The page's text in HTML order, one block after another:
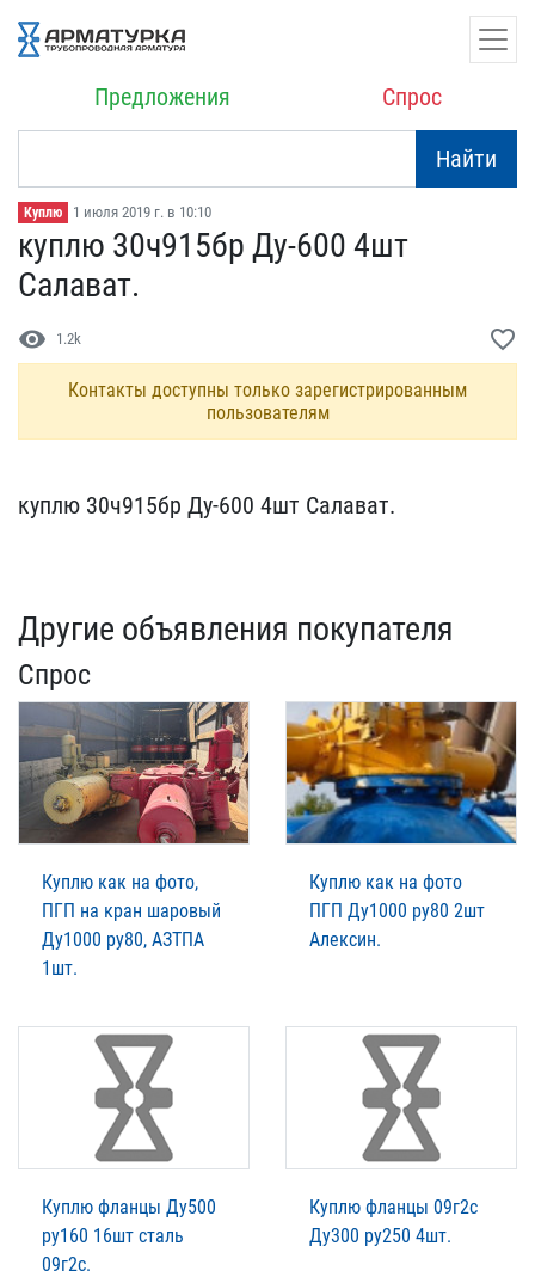
Предложения Спрос
Найти
Куплю 1 июля 2019 г. в 10:10
куплю 30ч915бр Ду-600 4ш​т
Салават.
visibility 1.2k favorite_border
Контакты доступны только зарегистрированным
пользователям
куплю 30ч915бр Ду-600 4ш​т Салават.
Другие объявления покупателя
Спрос
Куплю как на фото,
ПГП на кран шаровый
Ду1000 ру80, АЗТПА
1шт.
Куплю как на фото
ПГП Ду1000 ру80 2шт
Алексин.
Куплю фланцы Ду500
ру160 16шт сталь
09г2с.
Куплю фланцы 09г2с
Ду300 ру250 4шт.